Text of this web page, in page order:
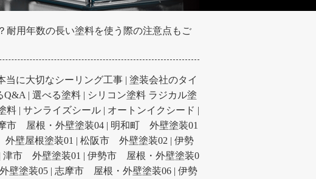
耐用年数の長い塗料を使う際の注意点もご
当に大切なシーリング工事| 塗装会社のタイ
Q&A | 選べる塗料| シリコン塗料 ラジカル塗
料| サンライズシール| オートンイクシード |
市 屋根・外壁塗装04 | 明和町 外壁塗装01
壁屋根塗装01 | 松阪市 外壁塗装02 | 伊勢
津市 外壁塗装01 | 伊勢市 屋根・外壁塗装0
壁塗装05 | 志摩市 屋根・外壁塗装06 | 伊勢